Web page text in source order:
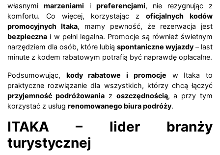
własnymi marzeniami i preferencjami, nie rezygnując z
komfortu. Co więcej, korzystając z oficjalnych kodów
promocyjnych Itaka, mamy pewność, że rezerwacja jest
bezpieczna i w pełni legalna. Promocje są również świetnym
narzędziem dla osób, które lubią spontaniczne wyjazdy – last
minute z kodem rabatowym potrafią być naprawdę opłacalne.
Podsumowując, kody rabatowe i promocje w Itaka to
praktyczne rozwiązanie dla wszystkich, którzy chcą łączyć
przyjemność podróżowaniaz oszczędnością, a przy tym
korzystać z usług renomowanego biura podróży.
ITAKA – lider branży
turystycznej